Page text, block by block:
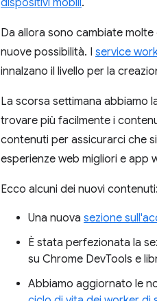
dispositivi mobili.
Da allora sono cambiate
nuove possibilità. I service
innalzano il livello per la
La scorsa settimana abbiamo
trovare più facilmente i
contenuti per assicurarci che
esperienze web migliori e app
Ecco alcuni dei nuovi contenuti:
Una nuova sezione
È stata perfezionata la
su Chrome DevTools e
Abbiamo aggiornato le